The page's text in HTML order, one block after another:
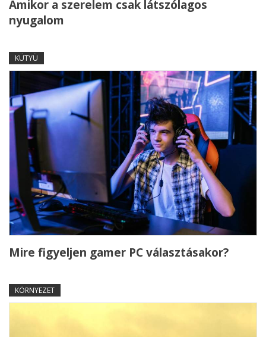
Amikor a szerelem csak látszólagos
nyugalom
KÜTYÜ
Mire figyeljen gamer PC választásakor?
KÖRNYEZET